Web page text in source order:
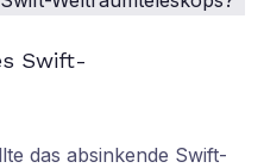
Swift-
das absinkende Swift-